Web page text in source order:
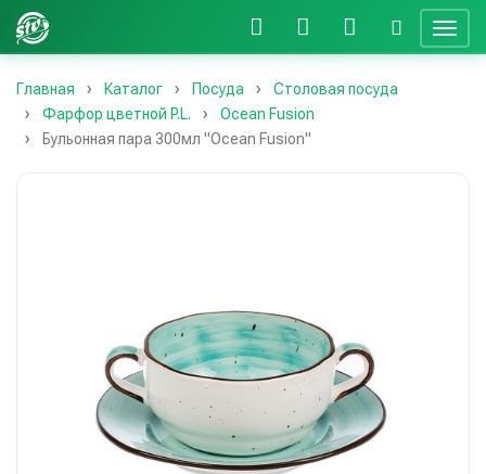
Главная Каталог Посуда
Столовая посуда
Фарфор цветной P.L.
Ocean Fusion
Бульонная пара 300мл "Ocean Fusion"